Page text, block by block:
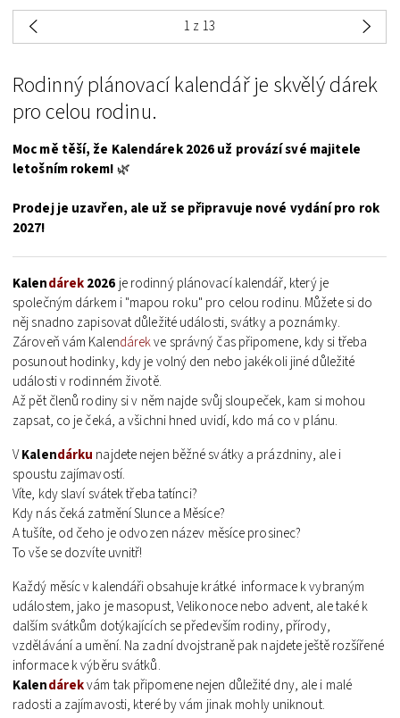
Rodinný plánovací kalendář je skvělý dárek
pro celou rodinu.
Moc mě těší, že Kalendárek 2026 už provází své majitele
letošním rokem! 🌿
Prodej je uzavřen, ale už se připravuje nové vydání pro rok
2027!
Kalendárek2026 je rodinný plánovací kalendář, který je
společným dárkem i "mapou roku" pro celou rodinu. Můžete si do
něj snadno zapisovat důležité události, svátky a poznámky.
Zároveň vám Kalendárekve správný čas připomene, kdy si třeba
posunout hodinky, kdy je volný den nebo jakékoli jiné důležité
události v rodinném životě.
Až pět členů rodiny si v něm najde svůj sloupeček, kam si mohou
zapsat, co je čeká, a všichni hned uvidí, kdo má co v plánu.
VKalendárku najdete nejen běžné svátky a prázdniny, ale i
spoustu zajímavostí.
Víte, kdy slaví svátek třeba tatínci?
Kdy nás čeká zatmění Slunce a Měsíce?
A tušíte, od čeho je odvozen název měsíce prosinec?
To vše se dozvíte uvnitř!
Každý měsíc v kalendáři obsahuje krátké informace k vybraným
událostem, jako je masopust, Velikonoce nebo advent, ale také k
dalším svátkům dotýkajících se především rodiny, přírody,
vzdělávání a umění. Na zadní dvojstraně pak najdete ještě rozšířené
informace k výběru svátků.
Kalendárekvám tak připomene nejen důležité dny, ale i malé
radosti a zajímavosti, které by vám jinak mohly uniknout.
1 z 13